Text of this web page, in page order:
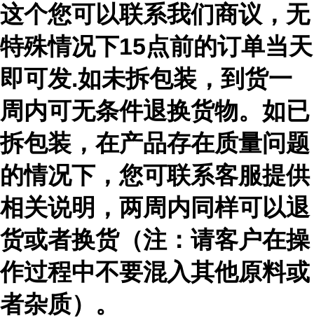
这个您可以联系我们商议，无
特殊情况下15点前的订单当天
即可发.如未拆包装，到货一
周内可无条件退换货物。如已
拆包装，在产品存在质量问题
的情况下，您可联系客服提供
相关说明，两周内同样可以退
货或者换货（注：请客户在操
作过程中不要混入其他原料或
者杂质）。